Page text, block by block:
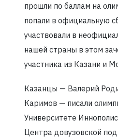
прошли по баллам на
попали в официальную
участвовали в
нашей страны в этом
участника из Казани и
Казанцы — Валерий
Каримов — писали
Университете
Центра довузовской